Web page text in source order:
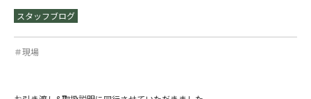
スタッフブログ
＃現場